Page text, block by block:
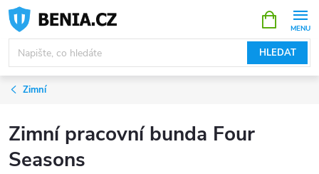
Přejít
obsah
HLEDAT
NÁKUPNÍ
KOŠÍK
Zimní
Zimní pracovní bunda Four
Seasons